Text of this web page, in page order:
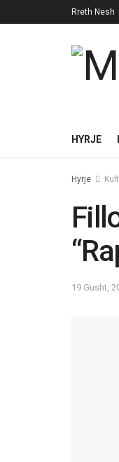
Rreth Nesh
HYRJE
Hyrje
19 Gusht,